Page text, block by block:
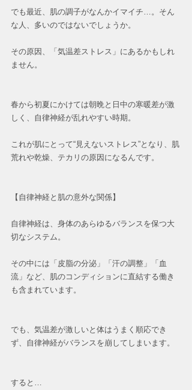
でも最近、肌の調子がなんかイマイチ…。そん
な人、多いのではないでしょうか。
その原因、「気温差ストレス」にあるかもしれ
ません。
春から初夏にかけては朝晩と日中の寒暖差が激
しく、自律神経が乱れやすい時期。
これが肌にとって“見えないストレス”となり、肌
荒れや乾燥、テカリの原因になるんです。
【自律神経と肌の意外な関係】
自律神経は、身体のあらゆるバランスを保つ大
切なシステム。
その中には「皮脂の分泌」「汗の調整」「血
流」など、肌のコンディションに直結する働き
も含まれています。
でも、気温差が激しいと体はうまく順応でき
ず、自律神経がバランスを崩してしまいます。
すると…